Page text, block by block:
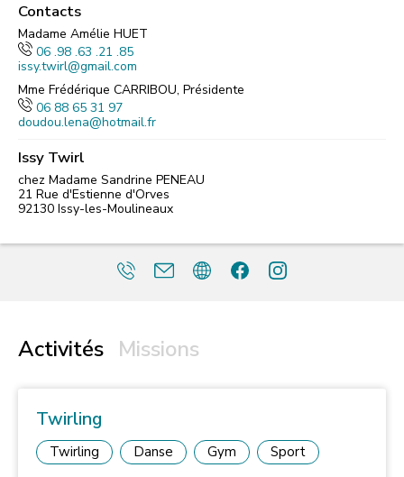
Contacts
Madame Amélie HUET
06 .98 .63 .21 .85
issy.twirl@gmail.com
Mme Frédérique CARRIBOU, Présidente
06 88 65 31 97
doudou.lena@hotmail.fr
Issy Twirl
chez Madame Sandrine PENEAU
21 Rue d'Estienne d'Orves
92130 Issy-les-Moulineaux
Activités Missions
Twirling
Twirling Danse Gym Sport